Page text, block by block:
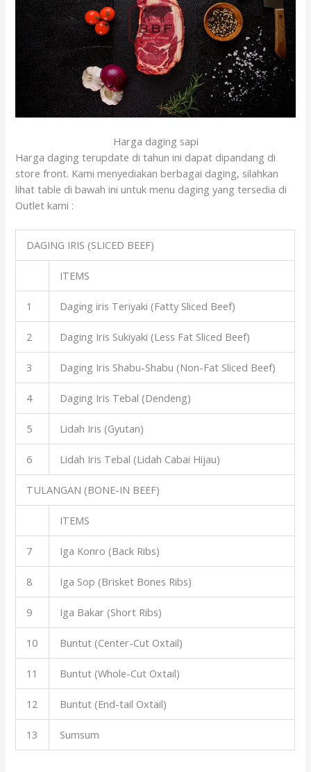
Harga daging sapi
Harga daging terupdate di tahun ini dapat dipandang di
store front. Kami menyediakan berbagai daging, silahkan
lihat table di bawah ini untuk menu daging yang tersedia di
Outlet kami :
DAGING IRIS (SLICED BEEF)
ITEMS
1 Daging iris Teriyaki (Fatty Sliced Beef)
2 Daging Iris Sukiyaki (Less Fat Sliced Beef)
3 Daging Iris Shabu-Shabu (Non-Fat Sliced Beef)
4 Daging Iris Tebal (Dendeng)
5 Lidah Iris (Gyutan)
6 Lidah Iris Tebal (Lidah Cabai Hijau)
TULANGAN (BONE-IN BEEF)
ITEMS
7 Iga Konro (Back Ribs)
8 Iga Sop (Brisket Bones Ribs)
9 Iga Bakar (Short Ribs)
10 Buntut (Center-Cut Oxtail)
11 Buntut (Whole-Cut Oxtail)
12 Buntut (End-tail Oxtail)
13 Sumsum